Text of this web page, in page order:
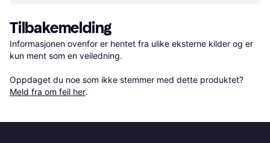
Tilbakemelding
Informasjonen ovenfor er hentet fra ulike eksterne kilder og er
kun ment som en veiledning.
Oppdaget du noe som ikke stemmer med dette produktet?
Meld fra om feil her.